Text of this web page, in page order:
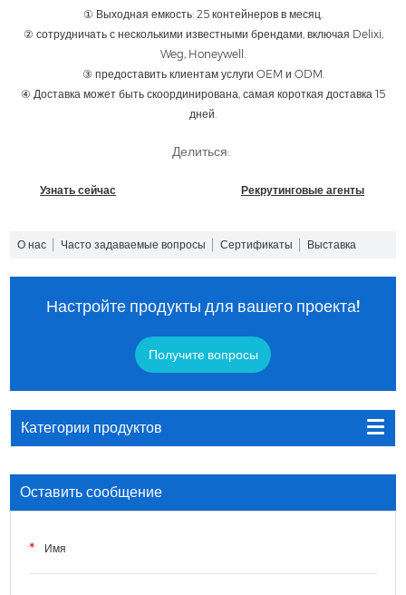
① Выходная емкость: 25 контейнеров в месяц.
② сотрудничать с несколькими известными брендами, включая Delixi,
Weg, Honeywell.
③ предоставить клиентам услуги OEM и ODM.
④ Доставка может быть скоординирована, самая короткая доставка 15
дней.
Делиться:
Узнать сейчас Рекрутинговые агенты
О нас Часто задаваемые вопросы Сертификаты Выставка
Настройте продукты для вашего проекта!
Получите вопросы
Категории продуктов
Оставить сообщение